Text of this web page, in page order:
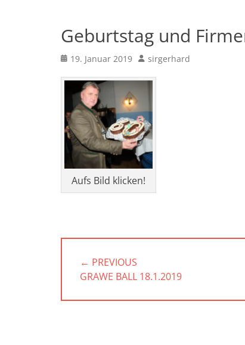
Geburtstag und
Posted
19. Januar 2019 Author
sirgerhard
Aufs Bild klicken!
Beitragsnavigation
← PREVIOUS
PREVIOUS
GRAWE BALL 18.1.2019